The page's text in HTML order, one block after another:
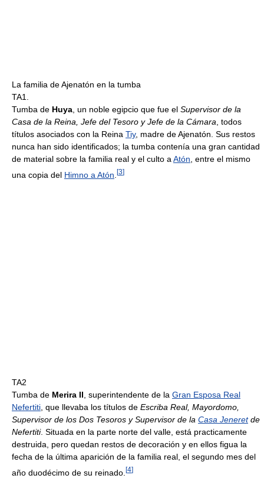
La familia de Ajenatón en la tumba
TA1.
Tumba de Huya, un noble egipcio que fue el Supervisor de la
Casa de la Reina, Jefe del Tesoro y Jefe de la Cámara, todos
títulos asociados con la Reina Tiy, madre de Ajenatón. Sus restos
nunca han sido identificados; la tumba contenía una gran cantidad
de material sobre la familia real y el culto aAtón, entre el mismo
una copia del Himno a Atón [3]
TA2
Tumba de Merira II , superintendente de la Gran Esposa Real
Nefertiti , que llevaba los títulos de Escriba Real, Mayordomo,
Supervisor de los Dos Tesoros y Supervisor de la Casa Jeneretde
Nefertiti. Situada en la parte norte del valle, está practicamente
destruida, pero quedan restos de decoración y en ellos figua la
fecha de la última aparición de la familia real, el segundo mes del
año duodécimo de su reinado. [4]